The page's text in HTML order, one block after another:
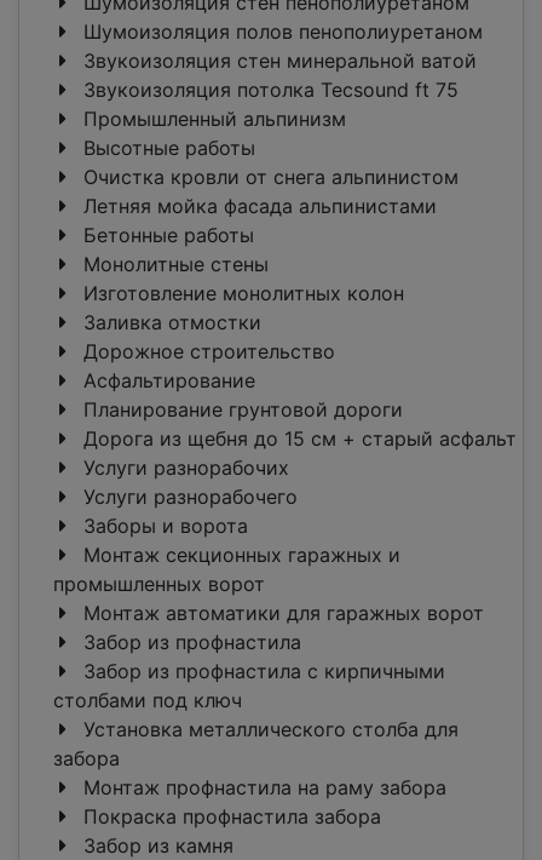
Шумоизоляция полов пенополиуретаном
Звукоизоляция стен минеральной ватой
Звукоизоляция потолка Tecsound ft 75
Промышленный альпинизм
Высотные работы
Очистка кровли от снега альпинистом
Летняя мойка фасада альпинистами
Бетонные работы
Монолитные стены
Изготовление монолитных колон
Заливка отмостки
Дорожное строительство
Асфальтирование
Планирование грунтовой дороги
Дорога из щебня до 15 см + старый асфальт
Услуги разнорабочих
Услуги разнорабочего
Заборы и ворота
Монтаж секционных гаражных и
промышленных ворот
Монтаж автоматики для гаражных ворот
Забор из профнастила
Забор из профнастила с кирпичными
столбами под ключ
Установка металлического столба для
забора
Монтаж профнастила на раму забора
Покраска профнастила забора
Забор из камня